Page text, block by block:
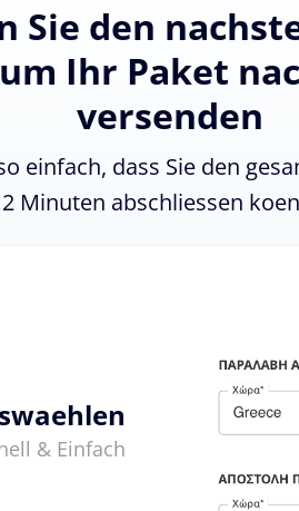
Sie den
Ihr Paket
versenden
einfach, dass Sie den
2 Minuten abschliessen
& Einfach